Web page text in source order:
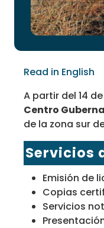
Read in English
A partir del 14
Centro
de la zona sur
Servicios
Emisión de
Copias
Servicios